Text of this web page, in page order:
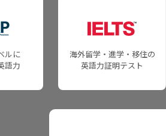
検定料
者の方
採
4
受
成
団
英語
ルに
語力
海外留学・進学・移住の
英語力証明テスト